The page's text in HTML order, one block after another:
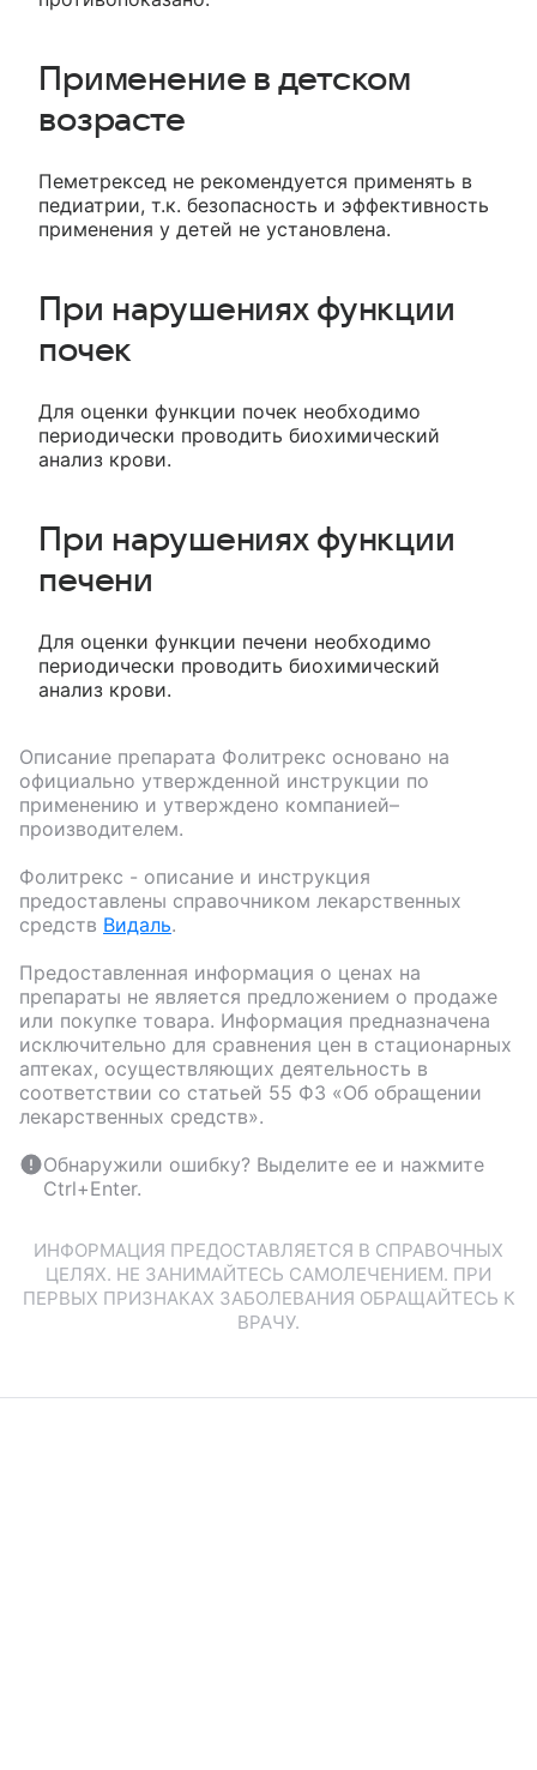
Применение в детском
возрасте
Пеметрексед не рекомендуется применять в
педиатрии, т.к. безопасность и эффективность
применения у детей не установлена.
При нарушениях функции
почек
Для оценки функции почек необходимо
периодически проводить биохимический
анализ крови.
При нарушениях функции
печени
Для оценки функции печени необходимо
периодически проводить биохимический
анализ крови.
Описание препарата Фолитрекс основано на
официально утвержденной инструкции по
применению и утверждено компанией–
производителем.
Фолитрекс - описание и инструкция
предоставлены справочником лекарственных
средств Видаль.
Предоставленная информация о ценах на
препараты не является предложением о продаже
или покупке товара. Информация предназначена
исключительно для сравнения цен в стационарных
аптеках, осуществляющих деятельность в
соответствии со статьей 55 ФЗ «Об обращении
лекарственных средств».
Обнаружили ошибку? Выделите ее и нажмите
Ctrl+Enter.
ИНФОРМАЦИЯ ПРЕДОСТАВЛЯЕТСЯ В СПРАВОЧНЫХ
ЦЕЛЯХ. НЕ ЗАНИМАЙТЕСЬ САМОЛЕЧЕНИЕМ. ПРИ
ПЕРВЫХ ПРИЗНАКАХ ЗАБОЛЕВАНИЯ ОБРАЩАЙТЕСЬ К
ВРАЧУ.